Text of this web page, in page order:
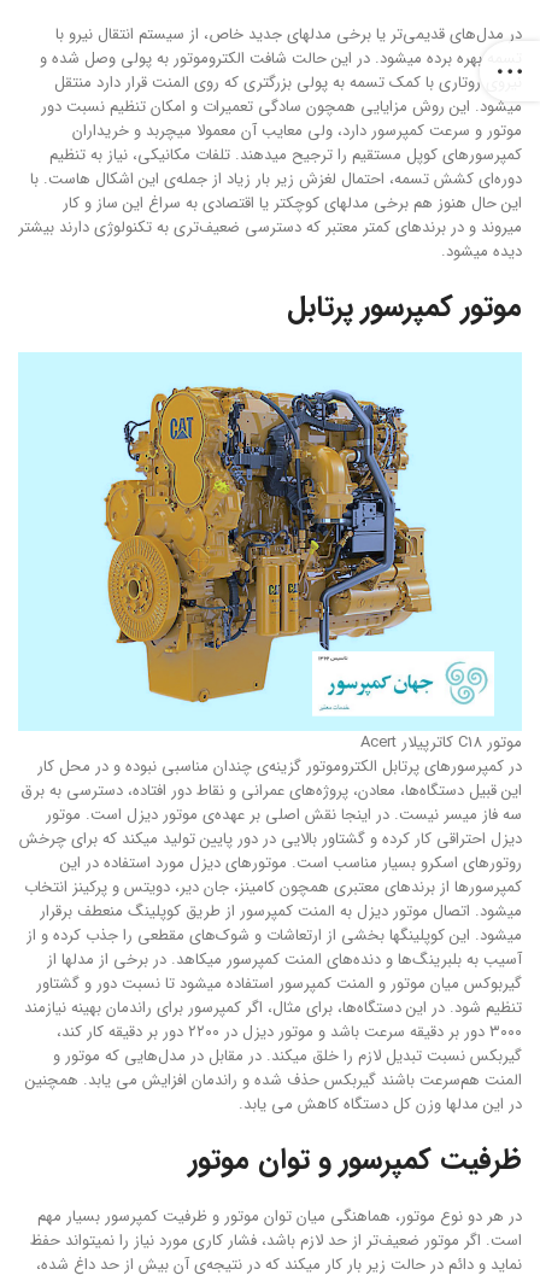
در مدل‌های قدیمی‌تر یا برخی مدلهای جدید خاص، از سیستم انتقال نیرو با
تسمه بهره برده میشود. در این حالت شافت الکتروموتور به پولی وصل شده و
نیروی روتاری با کمک تسمه به پولی بزرگتری که روی المنت قرار دارد منتقل
میشود. این روش مزایایی همچون سادگی تعمیرات و امکان تنظیم نسبت دور
موتور و سرعت کمپرسور دارد، ولی معایب آن معمولا میچربد و خریداران
کمپرسورهای کوپل مستقیم را ترجیح میدهند. تلفات مکانیکی، نیاز به تنظیم
دوره‌ای کشش تسمه، احتمال لغزش زیر بار زیاد از جمله‌ی این اشکال هاست. با
این حال هنوز هم برخی مدلهای کوچکتر یا اقتصادی به سراغ این ساز و کار
میروند و در برندهای کمتر معتبر که دسترسی ضعیف‌تری به تکنولوژی دارند بیشتر
دیده میشود.
موتور کمپرسور پرتابل
موتور C18 کاترپیلار Acert
در کمپرسورهای پرتابل الکتروموتور گزینه‌ی چندان مناسبی نبوده و در محل کار
این قبیل دستگاه‌ها، معادن، پروژه‌های عمرانی و نقاط دور افتاده، دسترسی به برق
سه فاز میسر نیست. در اینجا نقش اصلی بر عهده‌ی موتور دیزل است. موتور
دیزل احتراقی کار کرده و گشتاور بالایی در دور پایین تولید میکند که برای چرخش
روتورهای اسکرو بسیار مناسب است. موتورهای دیزل مورد استفاده در این
کمپرسورها از برندهای معتبری همچون کامینز، جان دیر، دویتس و پرکینز انتخاب
میشود. اتصال موتور دیزل به المنت کمپرسور از طریق کوپلینگ منعطف برقرار
میشود. این کوپلینگها بخشی از ارتعاشات و شوک‌های مقطعی را جذب کرده و از
آسیب به بلبرینگ‌ها و دنده‌های المنت کمپرسور میکاهد. در برخی از مدلها از
گیربوکس میان موتور و المنت کمپرسور استفاده میشود تا نسبت دور و گشتاور
تنظیم شود. در این دستگاه‌ها، برای مثال، اگر کمپرسور برای راندمان بهینه نیازمند
۳۰۰۰ دور بر دقیقه سرعت باشد و موتور دیزل در ۲۲۰۰ دور بر دقیقه کار کند،
گیربکس نسبت تبدیل لازم را خلق میکند. در مقابل در مدل‌هایی که موتور و
المنت هم‌سرعت باشند گیربکس حذف شده و راندمان افزایش می یابد. همچنین
در این مدلها وزن کل دستگاه کاهش می یابد.
ظرفیت کمپرسور و توان موتور
در هر دو نوع موتور، هماهنگی میان توان موتور و ظرفیت کمپرسور بسیار مهم
است. اگر موتور ضعیف‌تر از حد لازم باشد، فشار کاری مورد نیاز را نمیتواند حفظ
نماید و دائم در حالت زیر بار کار میکند که در نتیجه‌ی آن بیش از حد داغ شده،